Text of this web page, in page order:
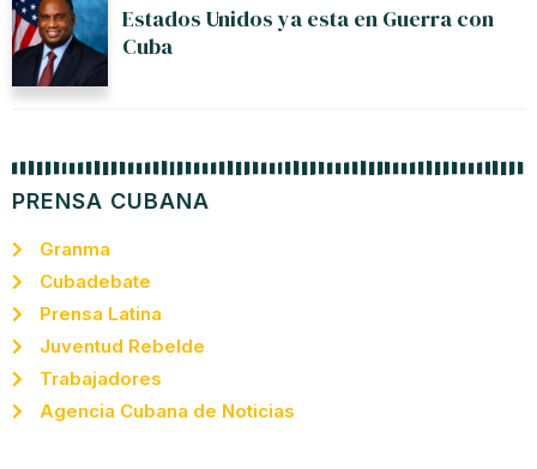
Estados Unidos ya esta en Guerra con
Cuba
PRENSA CUBANA
Granma
Cubadebate
Prensa Latina
Juventud Rebelde
Trabajadores
Agencia Cubana de Noticias